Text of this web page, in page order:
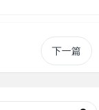
下一篇